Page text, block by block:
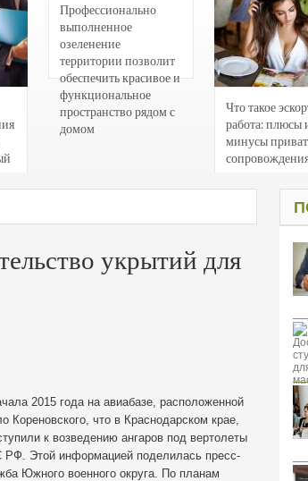
Профессионально
выполненное
озеленение
территории позволит
обеспечить красивое и
функциональное
пространство рядом с
домом
Что такое
работа: плюсы
минусы
укрытий для
2015 года на авиабазе, расположенной
Кореновского, что в Краснодарском крае,
к возведению ангаров под вертолеты
РФ. Этой информацией поделилась пресс-
Южного военного округа. По планам